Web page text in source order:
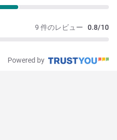
9 件のレビュー 0.8/10
Powered by